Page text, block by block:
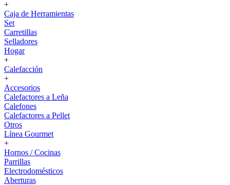
+
Caja de Herramientas
Set
Carretillas
Selladores
Hogar
+
Calefacción
+
Accesorios
Calefactores a Leña
Calefones
Calefactores a Pellet
Otros
Línea Gourmet
+
Hornos / Cocinas
Parrillas
Electrodomésticos
Aberturas